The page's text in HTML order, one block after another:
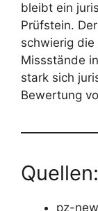
bleibt ein
Prüfstein.
schwierig
Missstände
stark sich
Bewertung
Quellen:
pz-